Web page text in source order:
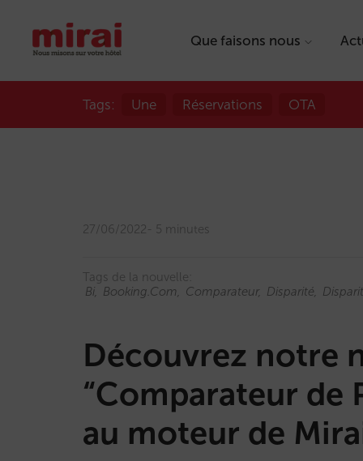
Que faisons nous
Tags: Une Réservations OTA
27/06/2022 5 minutes
Tags de la nouvelle:
Bi
Booking.com Comparateur Disparité
Découvrez notre
“Comparateur de
au moteur de